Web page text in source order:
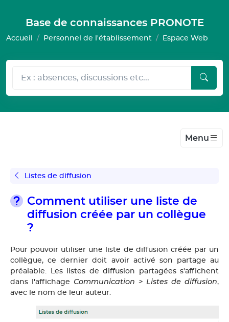
Base de connaissances PRONOTE
Accueil Personnel de l'établissement Espace Web
Menu
Listes de diffusion
Comment utiliser une liste de
diffusion créée par un collègue
?
Pour pouvoir utiliser une liste de diffusion créée par un
collègue, ce dernier doit avoir activé son partage au
préalable. Les listes de diffusion partagées s'affichent
dans l'affichage Communication > Listes de diffusion,
avec le nom de leur auteur.